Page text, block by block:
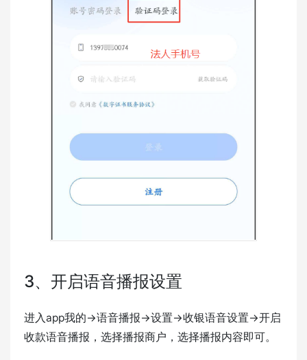
3、开启语音播报设置
进入app我的->语音播报->设置->收银语音设置->开启
收款语音播报，选择播报商户，选择播报内容即可。